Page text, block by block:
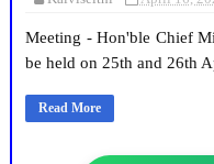
Meeting - Hon'ble Chief
be held on 25th and 26th
Read More